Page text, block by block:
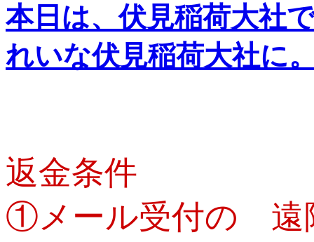
本日は、伏見稲荷大社
れいな伏見稲荷大社に
返金条件
①メール受付の 遠